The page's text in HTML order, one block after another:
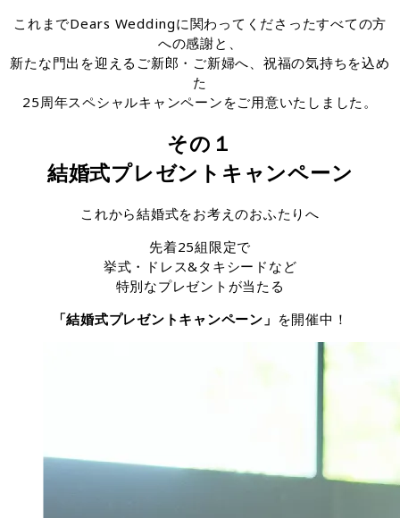
これまでDears Weddingに関わってくださったすべての方
への感謝と、
新たな門出を迎えるご新郎・ご新婦へ、祝福の気持ちを込め
た
25周年スペシャルキャンペーンをご用意いたしました。
その１
結婚式プレゼントキャンペーン
これから結婚式をお考えのおふたりへ
先着25組限定で
挙式・ドレス&タキシードなど
特別なプレゼントが当たる
「結婚式プレゼントキャンペーン」 を開催中！